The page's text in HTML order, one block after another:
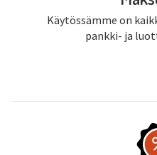
Käytössämme on
pankki- ja